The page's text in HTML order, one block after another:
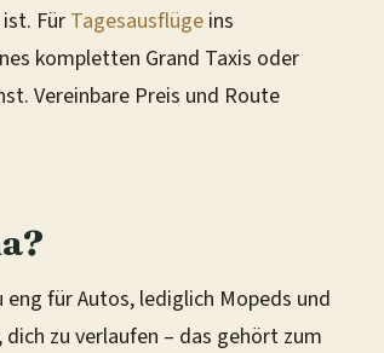
FürTagesausflüge ins
kompletten Grand Taxis oder
Vereinbare Preis und Route
für Autos, lediglich Mopeds und
zu verlaufen – das gehört zum